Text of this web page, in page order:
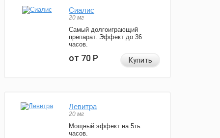
Сиалис
20 мг
Самый долгоиграющий
препарат. Эффект до 36
часов.
от 70Р Купить
Левитра
20 мг
Мощный эффект на 5ть
часов.